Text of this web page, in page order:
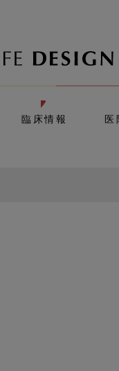
臨床情報 医